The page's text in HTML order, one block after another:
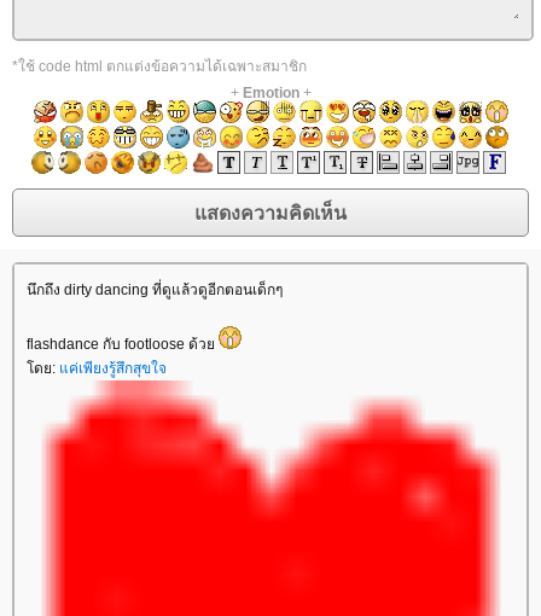
*ใช้ code html ตกแต่งข้อความได้เฉพาะสมาชิก
+ Emotion+
นึกถึง dirty dancing ที่ดูแล้วดูอีกตอนเด็กๆ
flashdance กับ footloose ด้ว
ดย: ค่เพียงรู้สึกสุขใจ